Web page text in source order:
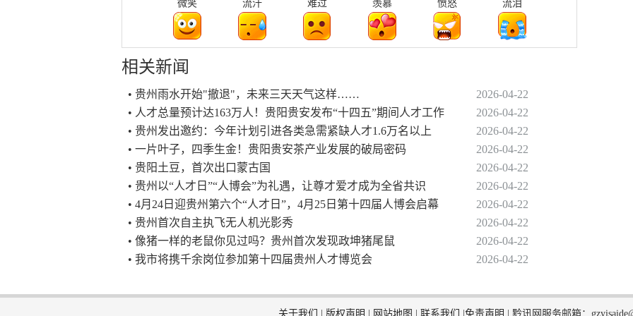
微笑 流汗 难过 羡慕 愤怒 流泪
相关新闻
• 贵州雨水开始"撤退"，未来三天天气这样……
2026-04-22
• 人才总量预计达163万人！贵阳贵安发布“十四五”期间人才工作
2026-04-22
• 贵州发出邀约：今年计划引进各类急需紧缺人才1.6万名以上
2026-04-22
• 一片叶子，四季生金！贵阳贵安茶产业发展的破局密码
2026-04-22
• 贵阳土豆，首次出口蒙古国
2026-04-22
• 贵州以“人才日”“人博会”为礼遇，让尊才爱才成为全省共识
2026-04-22
• 4月24日迎贵州第六个“人才日”，4月25日第十四届人博会启幕
2026-04-22
• 贵州首次自主执飞无人机光影秀
2026-04-22
• 像猪一样的老鼠你见过吗？贵州首次发现政坤猪尾鼠
2026-04-22
• 我市将携千余岗位参加第十四届贵州人才博览会
2026-04-22
关于我们 版权声明 网站地图 联系我们 免责声明 黔讯网服务邮箱：